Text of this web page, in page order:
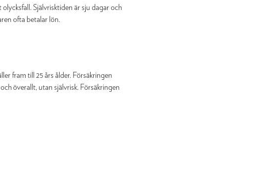
Självrisktiden är sju dagar och
ofta betalar lön.
fram till 25 års ålder. Försäkringen
överallt, utan självrisk. Försäkringen